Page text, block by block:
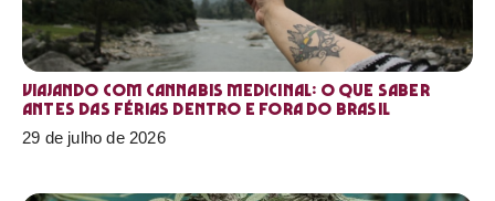
Viajando com cannabis medicinal: o que saber
antes das férias dentro e fora do Brasil
29 de julho de 2026